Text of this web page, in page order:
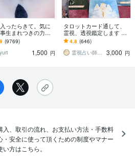
ったらきて。気に
生まれつきの力で
視ましょう恋愛や
どこの先など
(9769)
1,500 円
タロットカード通して、
霊視、透視鑑定します 見
えたまま、聞こえたまま
を遠慮なくズバリお話し
します。
4.8 (646)
霊視占い師ソフィー
3,000 円
入、取引の流れ、お支払い方法・手数料
・安全に使って頂くための制度やマナー
方はこちら。